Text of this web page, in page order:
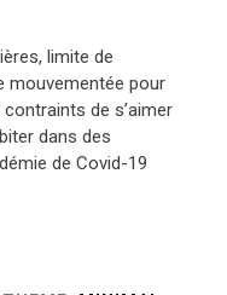
limite de
mouvementée pour
de s’aimer
dans des
de Covid-19